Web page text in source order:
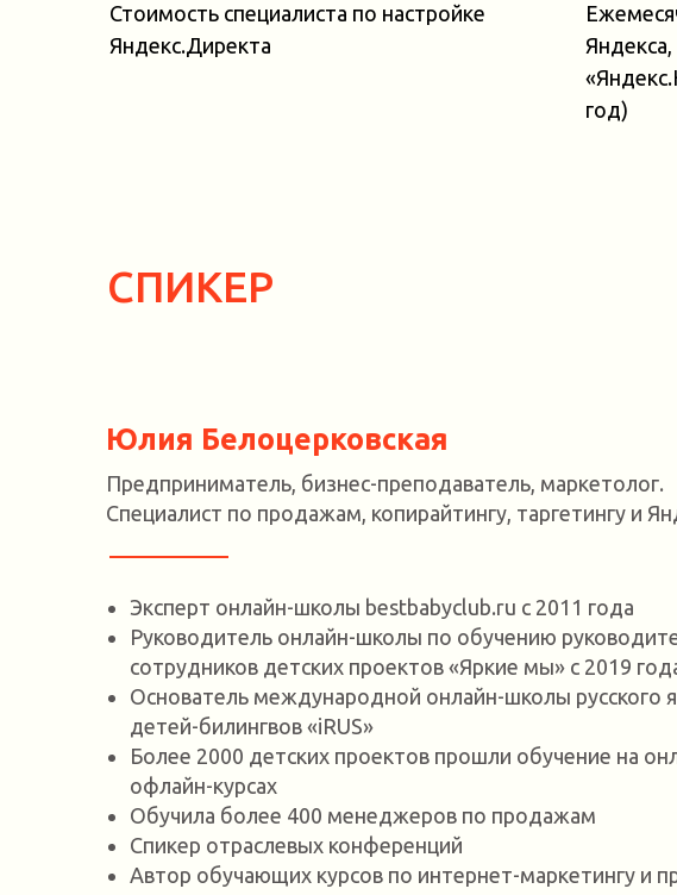
Стоимость специалиста по настройке
Яндекс.Директа
год)
СПИКЕР
Эксперт онлайн-школы bestbabyclub.ru с 2011 года
Руководитель онлайн-школы по обучению
сотрудников детских проектов «Яркие мы» с 2019
Основатель международной онлайн-школы русского
детей-билингвов «iRUS»
Более 2000 детских проектов прошли обучение на
офлайн-курсах
Обучила более 400 менеджеров по продажам
Спикер отраслевых конференций
Автор обучающих курсов по интернет-маркетингу и
Предприниматель, бизнес-преподаватель, маркетолог.
Специалист по продажам, копирайтингу, таргетингу и
Юлия Белоцерковская